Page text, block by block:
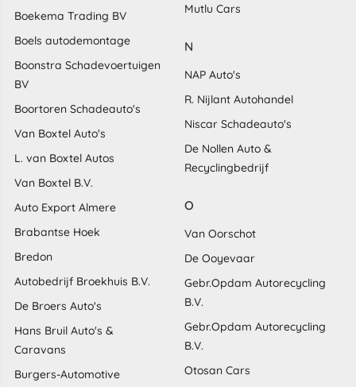
Boekema Trading BV
Boels autodemontage
Boonstra Schadevoertuigen
BV
Boortoren Schadeauto's
Van Boxtel Auto's
L. van Boxtel Autos
Van Boxtel B.V.
Auto Export Almere
Brabantse Hoek
Bredon
Autobedrijf Broekhuis B.V.
De Broers Auto's
Hans Bruil Auto's &
Caravans
Burgers-Automotive
Mutlu Cars
N
NAP Auto's
R. Nijlant Autohandel
Niscar Schadeauto's
De Nollen Auto &
Recyclingbedrijf
O
Van Oorschot
De Ooyevaar
Gebr.Opdam Autorecycling
B.V.
Gebr.Opdam Autorecycling
B.V.
Otosan Cars